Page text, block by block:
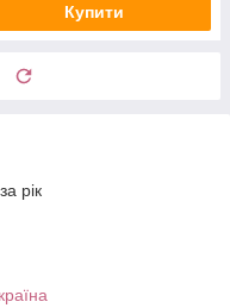
Купити
рік